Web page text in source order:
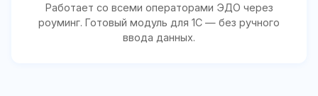
Работает со всеми операторами ЭДО через
роуминг. Готовый модуль для 1С — без ручного
ввода данных.